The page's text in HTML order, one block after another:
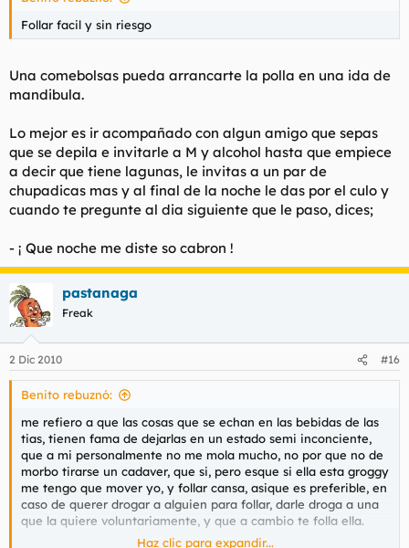
Follar facil y sin riesgo
Una comebolsas pueda arrancarte la polla en una ida de
mandibula.
Lo mejor es ir acompañado con algun amigo que sepas
que se depila e invitarle a M y alcohol hasta que empiece
a decir que tiene lagunas, le invitas a un par de
chupadicas mas y al final de la noche le das por el culo y
cuando te pregunte al dia siguiente que le paso, dices;
- ¡ Que noche me diste so cabron !
pastanaga
Freak
2 Dic 2010 #16
Benito rebuznó:
me refiero a que las cosas que se echan en las bebidas de las
tias, tienen fama de dejarlas en un estado semi inconciente,
que a mi personalmente no me mola mucho, no por que no de
morbo tirarse un cadaver, que si, pero esque si ella esta groggy
me tengo que mover yo, y follar cansa, asique es preferible, en
caso de querer drogar a alguien para follar, darle droga a una
que la quiere voluntariamente, y que a cambio te folla ella.
Haz clic para expandir...